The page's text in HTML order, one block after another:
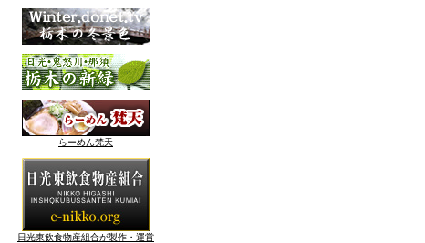
らーめん梵天
日光東飲食物産組合が製作・運営